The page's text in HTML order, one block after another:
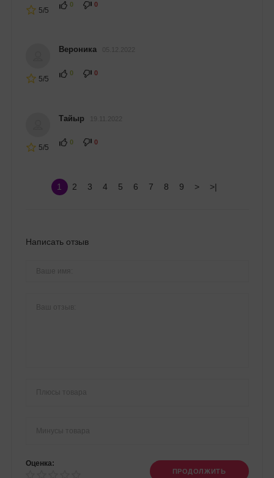
5/5
0 0
5/5
Вероника 05.12.2022
0 0
5/5
Тайыр
0 0
1 2 3 4 5 6 7 8 9 > >|
Написать отзыв
Оценка:
ПРОДОЛЖИТЬ